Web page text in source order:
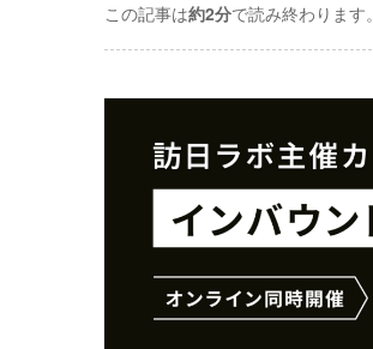
記
事
を
ェ
ア
す
る
この記事は約2分で読み終わります。